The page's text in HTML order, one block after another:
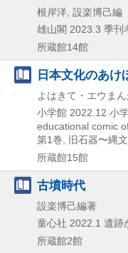
根岸洋, 設楽博己編
雄山閣 2023.3 季刊
所蔵館14館
日本文化のあけ
よはきて・エウま
小学館 2022.12 小
educational comic
第1巻, 旧石器〜縄
所蔵館15館
古墳時代
設楽博己編著
童心社 2022.1 遺跡
所蔵館2館